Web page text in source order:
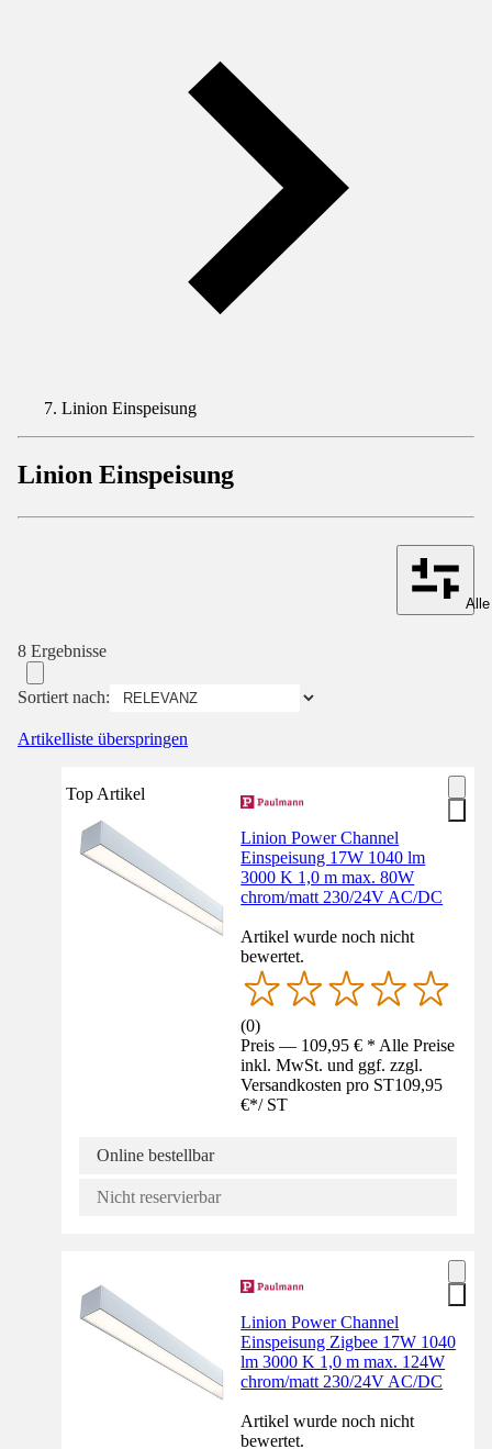
Linion Einspeisung
Linion Einspeisung
8 Ergebnisse
Sortiert nach:
Artikelliste überspringen
Top Artikel
Linion Power Channel
Einspeisung 17W 1040 lm
3000 K 1,0 m max. 80W
chrom/matt 230/24V AC/DC
Artikel wurde noch nicht
bewertet.
(0)
Preis — 109,95 € * Alle Preise
inkl. MwSt. und ggf. zzgl.
Versandkosten pro ST109,95
€*/ ST
Online bestellbar
Nicht reservierbar
Linion Power Channel
Einspeisung Zigbee 17W 1040
lm 3000 K 1,0 m max. 124W
chrom/matt 230/24V AC/DC
Artikel wurde noch nicht
bewertet.